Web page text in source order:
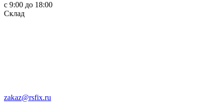
c 9:00 до 18:00
Склад
zakaz@rsfix.ru